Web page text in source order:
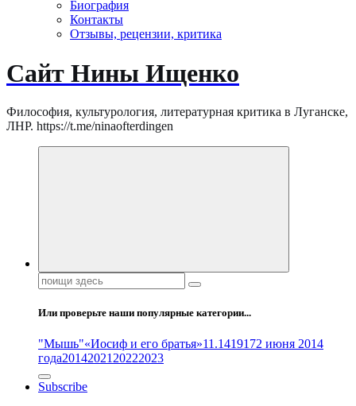
Биография
Контакты
Отзывы, рецензии, критика
Сайт Нины Ищенко
Философия, культурология, литературная критика в Луганске,
ЛНР. https://t.me/ninaofterdingen
Поиск:
Или проверьте наши популярные категории...
"Мышь"«Иосиф и его братья»11.1419172 июня 2014
года2014202120222023
Subscribe